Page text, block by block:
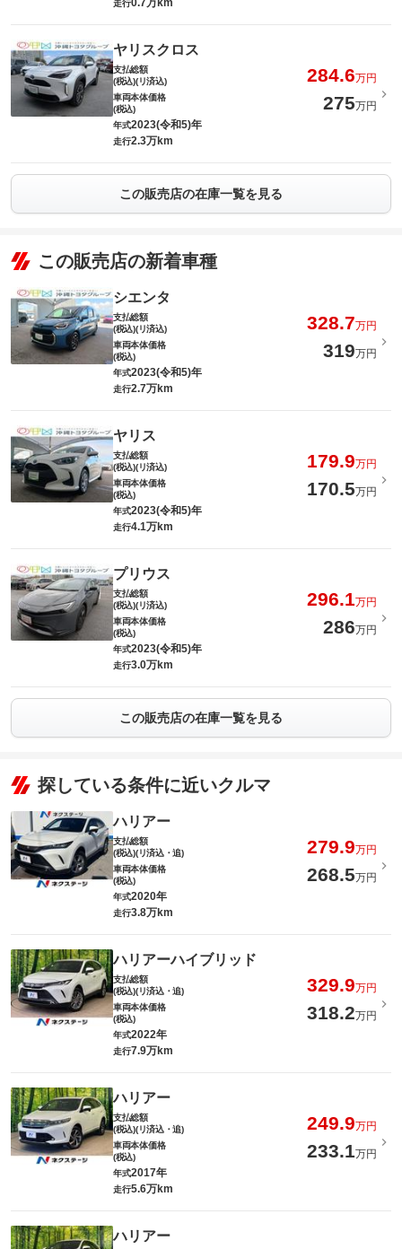
走行0.7万km
ヤリスクロス
支払総額
(税込)(リ済込)
284.6万円
車両本体価格
(税込)
275万円
年式2023(令和5)年
走行2.3万km
この販売店の在庫一覧を見る
この販売店の新着車種
シエンタ
支払総額
(税込)(リ済込)
328.7万円
車両本体価格
(税込)
319万円
年式2023(令和5)年
走行2.7万km
ヤリス
支払総額
(税込)(リ済込)
179.9万円
車両本体価格
(税込)
170.5万円
年式2023(令和5)年
走行4.1万km
プリウス
支払総額
(税込)(リ済込)
296.1万円
車両本体価格
(税込)
286万円
年式2023(令和5)年
走行3.0万km
この販売店の在庫一覧を見る
探している条件に近いクルマ
ハリアー
支払総額
(税込)(リ済込・追)
279.9万円
車両本体価格
(税込)
268.5万円
年式2020年
走行3.8万km
ハリアーハイブリッド
支払総額
(税込)(リ済込・追)
329.9万円
車両本体価格
(税込)
318.2万円
年式2022年
走行7.9万km
ハリアー
支払総額
(税込)(リ済込・追)
249.9万円
車両本体価格
(税込)
233.1万円
年式2017年
走行5.6万km
ハリアー